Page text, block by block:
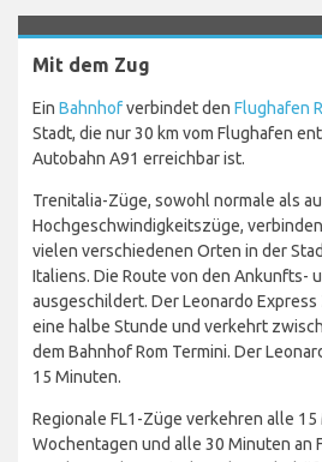
Mit dem Zug
Ein Bahnhofverbindet den Flughafen
Stadt, die nur 30 km vom Flughafen
Autobahn A91 erreichbar ist.
Trenitalia-Züge, sowohl normale als
Hochgeschwindigkeitszüge,
vielen verschiedenen Orten in der
Italiens. Die Route von den Ankunfts-
ausgeschildert. Der Leonardo
eine halbe Stunde und verkehrt
dem Bahnhof Rom Termini. Der
15 Minuten.
Regionale FL1-Züge verkehren alle 15
Wochentagen und alle 30 Minuten an